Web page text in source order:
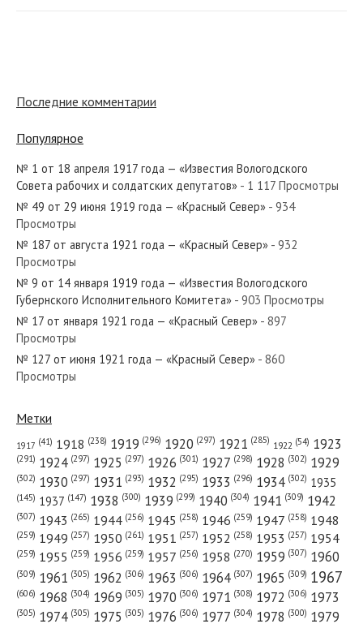
№ 49 от февраля 1980 года — «Красный Север»
№ 11 от января 1934 года — «Красный Север»
№ 47 от февраля 1977 года — «Красный Север»
№ 299 от декабря 1924 года — «Красный Север»
№ 50 от марта 1951 года — «Красный Север»
Последние комментарии
Популярное
№ 1 от 18 апреля 1917 года — «Известия Вологодского
Совета рабочих и солдатских депутатов» - 1 117 Просмотры
№ 49 от 29 июня 1919 года — «Красный Север» - 934
Просмотры
№ 187 от августа 1921 года — «Красный Север» - 932
Просмотры
№ 9 от 14 января 1919 года — «Известия Вологодского
Губернского Исполнительного Комитета» - 903 Просмотры
№ 17 от января 1921 года — «Красный Север» - 897
Просмотры
№ 127 от июня 1921 года — «Красный Север» - 860
Просмотры
Метки
1917 (41) 1918 (238) 1919 (296) 1920 (297) 1921 (285) 1922 (54) 1923
(291) 1924 (297) 1925 (297) 1926 (301) 1927 (298) 1928 (302) 1929
(302) 1930 (297) 1931 (293) 1932 (295) 1933 (296) 1934 (302) 1935
(145) 1937 (147) 1938 (300) 1939 (299) 1940 (304) 1941 (309) 1942
(307) 1943 (265) 1944 (256) 1945 (258) 1946 (259) 1947 (258) 1948
(259) 1949 (257) 1950 (261) 1951 (257) 1952 (258) 1953 (257) 1954
(259) 1955 (259) 1956 (259) 1957 (256) 1958 (270) 1959 (307) 1960
(309) 1961 (305) 1962 (306) 1963 (306) 1964 (307) 1965 (309) 1967
(606) 1968 (304) 1969 (305) 1970 (306) 1971 (308) 1972 (306) 1973
(305) 1974 (305) 1975 (305) 1976 (306) 1977 (304) 1978 (300) 1979